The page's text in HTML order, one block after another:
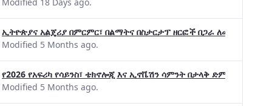
ኢትዮጵያና አልጄሪያ በምርምር፣ በልማትና በስታርታፕ ዘርፎች በጋራ ለመስራት መከሩ፡፡
Modified 5 Months ago.
የ2026 የአፍሪካ የሳይንስ፣ ቴክኖሎጂ እና ኢኖቬሽን ሳምንት በታላቅ ድምቀት
Modified 5 Months ago.